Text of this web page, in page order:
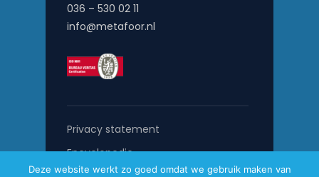
036 – 530 02 11
info@metafoor.nl
Privacy statement
Encyclopedie
Deze website werkt zo goed omdat we gebruik maken van